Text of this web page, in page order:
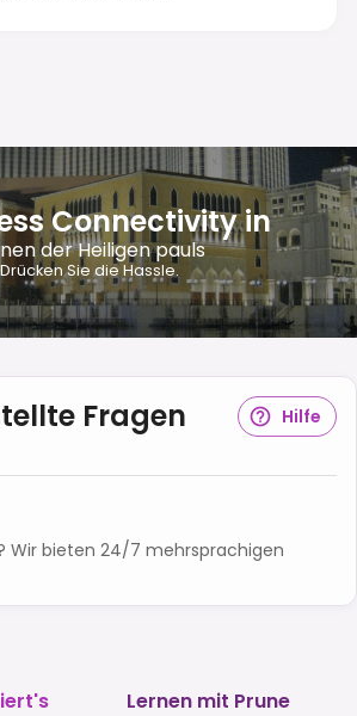
Connectivity in
der Heiligen pauls
Drücken Sie die Hassle.
Fragen Hilfe
Wir bieten 24/7 mehrsprachigen
Lernen mit Prune